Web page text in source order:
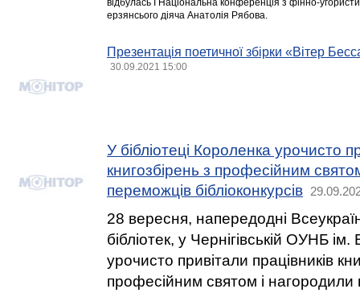
відбулась І Національна конференція з фінно-
ерзянсього діяча Анатолія Рябова.
Презентація поетичної збірки «Вітер
30.09.2021 15:00
У бібліотеці Короленка урочисто
книгозбірень з професійним
переможців бібліоконкурсів
28 вересня, напередодні
бібліотек, у Чернігівській ОУНБ
урочисто привітали працівників
професійним святом і нагородили